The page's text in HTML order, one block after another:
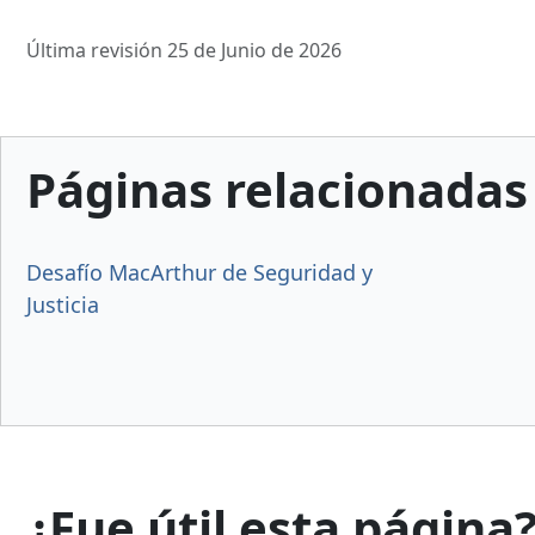
Última revisión 25 de Junio de 2026
Páginas relacionadas
Desafío MacArthur de Seguridad y
Justicia